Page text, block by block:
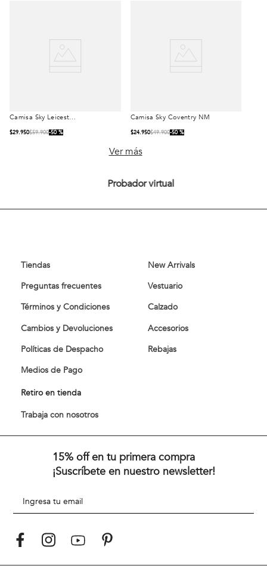
Camisa Sky Leicester
$29.950$59.900 50 %
Camisa Sky Coventry NM
$24.950$49.900 50 %
Ver más
Probador virtual
Tiendas
Preguntas frecuentes
Términos y Condiciones
Cambios y Devoluciones
Políticas de Despacho
Medios de Pago
Retiro en tienda
Trabaja con nosotros
New Arrivals
Vestuario
Calzado
Accesorios
Rebajas
15% off en tu primera compra
¡Suscríbete en nuestro newsletter!